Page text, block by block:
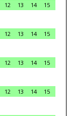
12 13 14
15
12 13 14
15
12 13 14
15
12 13 14
15